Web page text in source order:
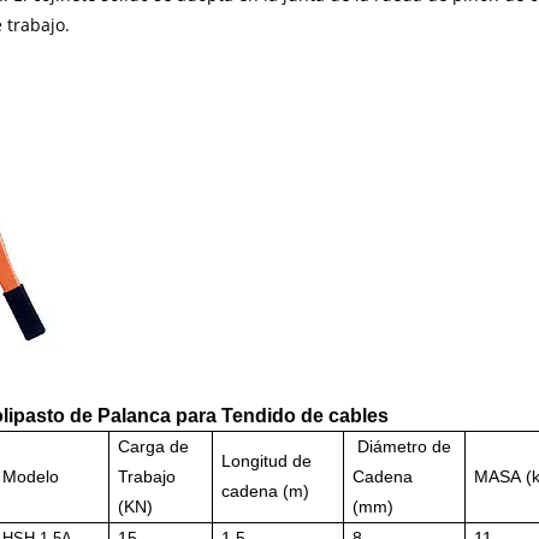
trabajo.
de Palanca para Tendido de cables
Modelo
Carga de
Trabajo
(KN)
Longitud de
cadena (m)
Diámetro de
Cadena
(mm)
MASA